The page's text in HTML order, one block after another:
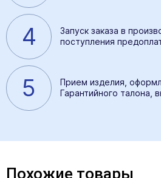
4
Запуск заказа в
поступления
5
Прием изделия,
Гарантийного талона,
Похожие товары